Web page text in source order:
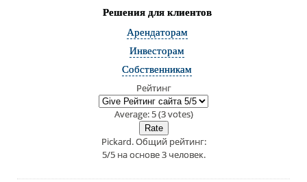
Решения для клиентов
Арендаторам
Инвесторам
Собственникам
Рейтинг
Average:5(3votes)
Pickard. Общий рейтинг:
5/5на основе3человек.